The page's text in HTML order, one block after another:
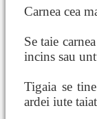
Carnea cea
Se taie
incins sau
Tigaia se
ardei iute